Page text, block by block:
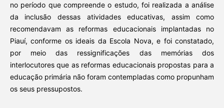
no período que compreende o estudo, foi realizada a análise
da inclusão dessas atividades educativas, assim como
recomendavam as reformas educacionais implantadas no
Piauí, conforme os ideais da Escola Nova, e foi constatado,
por meio das ressignificações das memórias dos
interlocutores que as reformas educacionais propostas para a
educação primária não foram contempladas como propunham
os seus pressupostos.